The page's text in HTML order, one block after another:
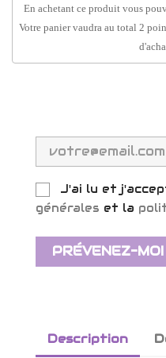
En achetant ce produit vous
Votre panier vaudra au total 2
J'ai lu et
générales et la
PRÉVENEZ-
Description